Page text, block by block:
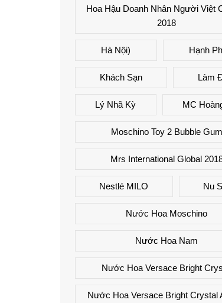
Hoa Hậu Doanh Nhân Người Việt
2018
Hà Nội) Hạnh
Khách Sạn Làm
Lý Nhã Kỳ MC
Moschino Toy 2 Bubble Gum
Mrs International Global
Nestlé MILO Nu
Nước Hoa Moschino
Nước Hoa Nam
Nước Hoa Versace Bright
Nước Hoa Versace Bright Crystal